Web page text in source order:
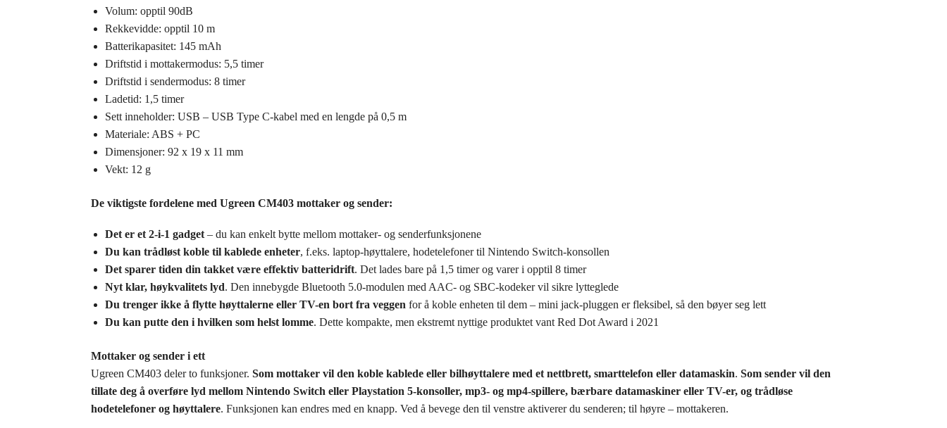
Volum: opptil 90dB
Rekkevidde: opptil 10 m
Batterikapasitet: 145 mAh
Driftstid i mottakermodus: 5,5 timer
Driftstid i sendermodus: 8 timer
Ladetid: 1,5 timer
Sett inneholder: USB – USB Type C-kabel med en lengde på 0,5 m
Materiale: ABS + PC
Dimensjoner: 92 x 19 x 11 mm
Vekt: 12 g
De viktigste fordelene med Ugreen CM403 mottaker og sender:
Det er et 2-i-1 gadget– du kan enkelt bytte mellom mottaker- og senderfunksjonene
Du kan trådløst koble til kablede enheter, f.eks. laptop-høyttalere, hodetelefoner til Nintendo Switch-konsollen
Det sparer tiden din takket være effektiv batteridrift. Det lades bare på 1,5 timer og varer i opptil 8 timer
Nyt klar, høykvalitets lyd. Den innebygde Bluetooth 5.0-modulen med AAC- og SBC-kodeker vil sikre lytteglede
Du trenger ikke å flytte høyttalerne eller TV-en bort fra veggen for å koble enheten til dem – mini jack-pluggen er fleksibel, så den bøyer seg lett
Du kan putte den i hvilken som helst lomme. Dette kompakte, men ekstremt nyttige produktet vant Red Dot Award i 2021
Mottaker og sender i ett
Ugreen CM403 deler to funksjoner. Som mottaker vil den koble kablede eller bilhøyttalere med et nettbrett, smarttelefon eller datamaskin. Som sender vil den
tillate deg å overføre lyd mellom Nintendo Switch eller Playstation 5-konsoller, mp3- og mp4-spillere, bærbare datamaskiner eller TV-er, og trådløse
hodetelefoner og høyttalere. Funksjonen kan endres med en knapp. Ved å bevege den til venstre aktiverer du senderen; til høyre – mottakeren.